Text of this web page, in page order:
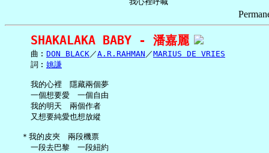
SHAKALAKA BABY - 潘嘉麗
     曲︰
DON BLACK／A.R.RAHMAN ／MARIUS DE VRIES
     詞︰
姚謙
     我的心裡　隱藏兩個夢
     一個想要愛　一個自由
     我的明天　兩個作者
     又想要純愛也想放縱
   ＊我的皮夾　兩段機票
     一段去巴黎　一段紐約